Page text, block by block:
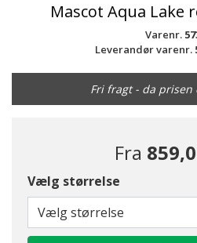
Mascot Aqua Lake
Varenr.
Leverandør varenr.
Fri fragt - da prisen
Fra
Vælg størrelse
Vælg størrelse